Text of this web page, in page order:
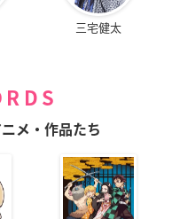
三宅健太
メ・作品たち